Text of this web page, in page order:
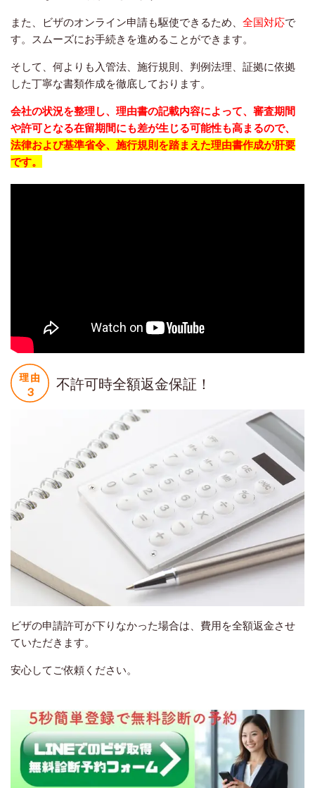
また、ビザのオンライン申請も駆使できるため、 全国対応で
す。スムーズにお手続きを進めることができます。
そして、何よりも入管法、施行規則、判例法理、証拠に依拠
した丁寧な書類作成を徹底しております。
会社の状況を整理し、理由書の記載内容によって、審査期間
や許可となる在留期間にも差が生じる可能性も高まるので、
法律および基準省令、施行規則を踏まえた理由書作成が肝要
です。
不許可時全額返金保証！
ビザの申請許可が下りなかった場合は、費用を全額返金させ
ていただきます。
安心してご依頼ください。